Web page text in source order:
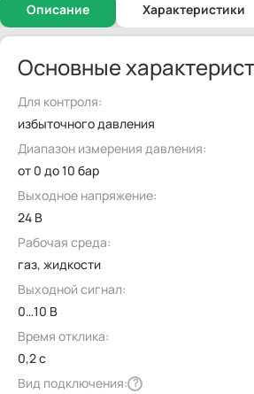
Описание Характеристики
Основные
Для контроля:
избыточного давления
Диапазон измерения давления:
от 0 до 10 бар
Выходное напряжение:
24 В
Рабочая среда:
газ, жидкости
Выходной сигнал:
0…10 В
Время отклика:
0,2 с
Вид подключения: ?